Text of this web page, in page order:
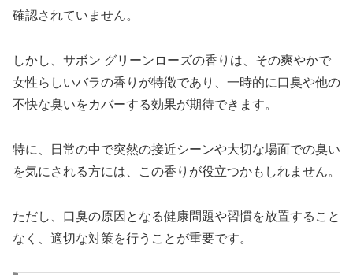
確認されていません。
しかし、サボン グリーンローズの香りは、その爽やかで
女性らしいバラの香りが特徴であり、一時的に口臭や他の
不快な臭いをカバーする効果が期待できます。
特に、日常の中で突然の接近シーンや大切な場面での臭い
を気にされる方には、この香りが役立つかもしれません。
ただし、口臭の原因となる健康問題や習慣を放置すること
なく、適切な対策を行うことが重要です。